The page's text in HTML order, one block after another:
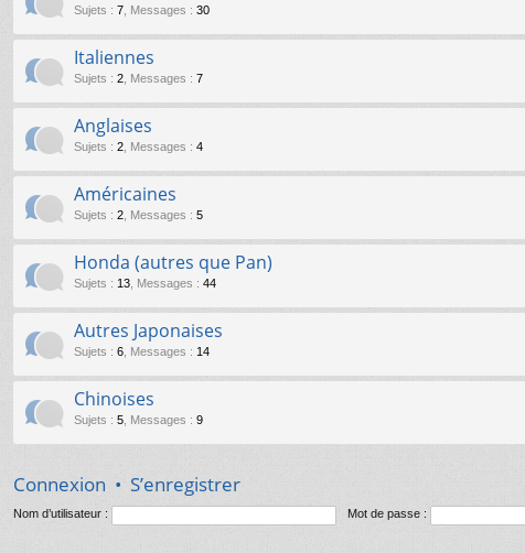
Sujets : 7 Messages : 30
Italiennes
Sujets : 2 Messages : 7
Anglaises
Sujets : 2 Messages : 4
Américaines
Sujets : 2 Messages : 5
Honda (autres que Pan)
Sujets : 13 Messages : 44
Autres Japonaises
Sujets : 6 Messages : 14
Chinoises
Sujets : 5 Messages : 9
Connexion • S’enregistrer
Nom d’utilisateur : Mot de passe :